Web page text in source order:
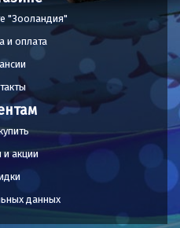
"Зооландия"
и оплата
и акции
данных